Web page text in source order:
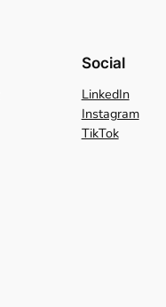
Social
LinkedIn
Instagram
TikTok